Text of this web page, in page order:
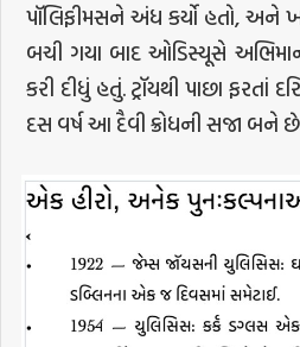
પૉલિફીમસને અંધ કર્યો હતો, અને
બચી ગયા બાદ ઓડિસ્યૂસે
કરી દીધું હતું. ટ્રૉયથી પાછા ફરતાં
દસ વર્ષ આ દૈવી ક્રોધની સજા બને